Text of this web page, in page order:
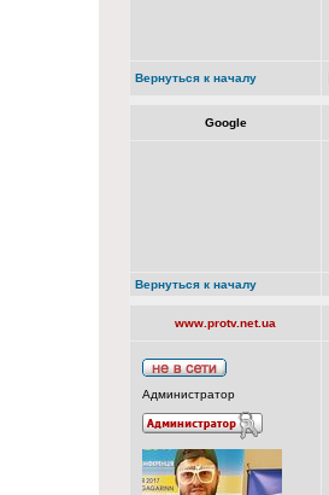
Вернуться к началу
Google
Вернуться к началу
www.protv.net.ua
Администратор